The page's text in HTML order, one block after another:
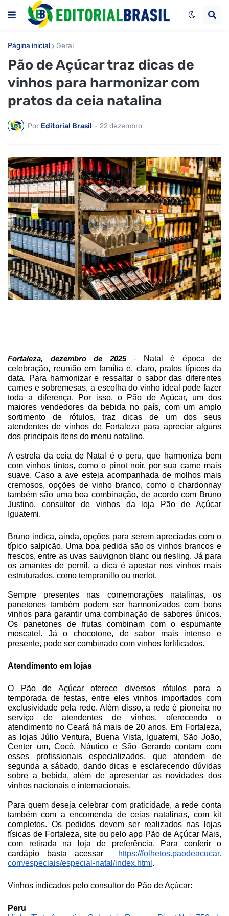
Página inicial Geral
Pão de Açúcar traz dicas de
vinhos para harmonizar com
pratos da ceia natalina
Por Editorial Brasil - 22 dezembro
Fortaleza, dezembro de 2025-
Natal é época de
celebração, reunião em família e, claro, pratos típicos da
data. Para harmonizar e ressaltar o sabor das diferentes
carnes e sobremesas, a escolha do vinho ideal pode fazer
toda a diferença. Por isso, o Pão de Açúcar, um dos
maiores vendedores da bebida no país, com um amplo
sortimento de rótulos, traz dicas de um dos seus
atendentes de vinhos de Fortaleza para apreciar alguns
dos principais itens do menu natalino.
A estrela da ceia de Natal é o peru, que harmoniza bem
com vinhos tintos, como o pinot noir, por sua carne mais
suave. Caso a ave esteja acompanhada de molhos mais
cremosos, opções de vinho branco, como o chardonnay
também são uma boa combinação, de acordo com Bruno
Justino, consultor de vinhos da loja Pão de Açúcar
Iguatemi.
Bruno indica, ainda, opções para serem apreciadas com o
típico salpicão. Uma boa pedida são os vinhos brancos e
frescos, entre as uvas sauvignon blanc ou riesling. Já para
os amantes de pernil, a dica é apostar nos vinhos mais
estruturados, como tempranillo ou merlot.
Sempre presentes nas comemorações natalinas, os
panetones também podem ser harmonizados com bons
vinhos para garantir uma combinação de sabores únicos.
Os panetones de frutas combinam com o espumante
moscatel. Já o chocotone, de sabor mais intenso e
presente, pode ser combinado com vinhos fortificados.
Atendimento em lojas
O Pão de Açúcar oferece diversos rótulos para a
temporada de festas, entre eles vinhos importados com
exclusividade pela rede. Além disso, a rede é pioneira no
serviço de atendentes de vinhos, oferecendo o
atendimento no Ceará há mais de 20 anos. Em Fortaleza,
as lojas Júlio Ventura, Buena Vista, Iguatemi, São João,
Center um, Cocó, Náutico e São Gerardo contam com
esses profissionais especializados, que atendem de
segunda a sábado, dando dicas e esclarecendo dúvidas
sobre a bebida, além de apresentar as novidades dos
vinhos nacionais e internacionais.
Para quem deseja celebrar com praticidade, a rede conta
também com a encomenda de ceias natalinas, com kit
completos. Os pedidos devem ser realizados nas lojas
físicas de Fortaleza, site ou pelo app Pão de Açúcar Mais,
com retirada na loja de preferência. Para conferir o
cardápio basta acessar
https://folhetos.paodeacucar.
com/especiais/especial-natal/index.html .
Vinhos indicados pelo consultor do Pão de Açúcar:
Peru